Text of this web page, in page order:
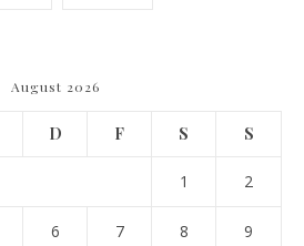
August 2026
D F S S
1 2
6 7 8 9